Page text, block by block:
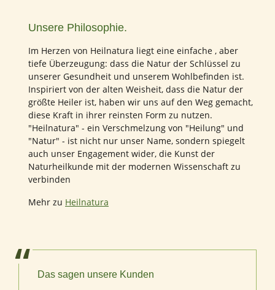
Unsere Philosophie.
Im Herzen von Heilnatura liegt eine einfache , aber
tiefe Überzeugung: dass die Natur der Schlüssel zu
unserer Gesundheit und unserem Wohlbefinden ist.
Inspiriert von der alten Weisheit, dass die Natur der
größte Heiler ist, haben wir uns auf den Weg gemacht,
diese Kraft in ihrer reinsten Form zu nutzen.
"Heilnatura" - ein Verschmelzung von "Heilung" und
"Natur" - ist nicht nur unser Name, sondern spiegelt
auch unser Engagement wider, die Kunst der
Naturheilkunde mit der modernen Wissenschaft zu
verbinden
Mehr zu Heilnatura
Das sagen unsere Kunden